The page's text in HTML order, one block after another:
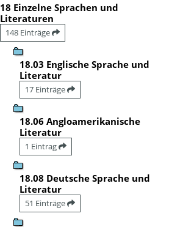
18 Einzelne Sprachen und
Literaturen
148 Einträge
18.03 Englische Sprache und
Literatur
17 Einträge
18.06 Angloamerikanische
Literatur
1 Eintrag
18.08 Deutsche Sprache und
Literatur
51 Einträge